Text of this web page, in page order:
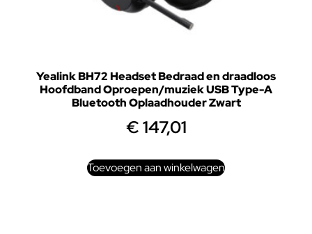
Yealink BH72 Headset Bedraad en draadloos
Hoofdband Oproepen/muziek USB Type-A
Bluetooth Oplaadhouder Zwart
€147,01
Toevoegen aan winkelwagen